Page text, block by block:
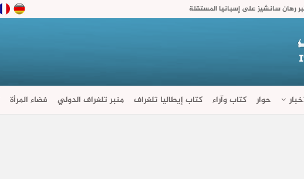
رهان سانشيز على إسبانيا المستقلة
حوار كتاب وآراء كتاب إيطاليا تلغراف منبر تلغراف الدولي فضاء المرأة